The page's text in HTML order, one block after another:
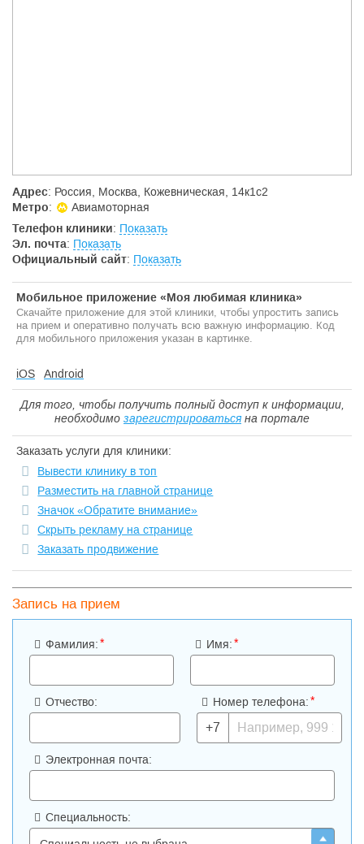
Адрес: Россия, Москва, Кожевническая, 14к1с2
Метро:
Авиамоторная
Телефон клиники: Показать
Эл. почта: Показать
Официальный сайт: Показать
Мобильное приложение «Моя любимая клиника»
Скачайте приложение для этой клиники, чтобы упростить запись
на прием и оперативно получать всю важную информацию. Код
для мобильного приложения указан в картинке.
iOS Android
Для того, чтобы получить полный доступ к информации,
необходимо зарегистрироватьсяна портале
Заказать услуги для клиники:
Вывести клинику в топ
Разместить на главной странице
Значок «Обратите внимание»
Скрыть рекламу на странице
Заказать продвижение
Запись на прием
Фамилия:* Имя:*
Отчество: Номер телефона:*
+7
Электронная почта:
Специальность: